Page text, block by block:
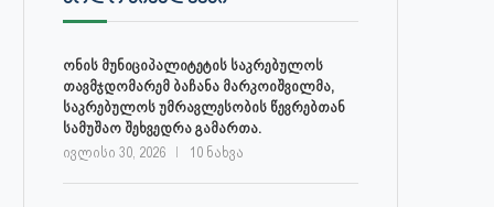
ონის მუნიციპალიტეტის საკრებულოს
თავმჯდომარემ ბაჩანა მარკოიშვილმა,
საკრებულოს უმრავლესობის წევრებთან
სამუშაო შეხვედრა გამართა.
ივლისი 30, 2026 10 ნახვა